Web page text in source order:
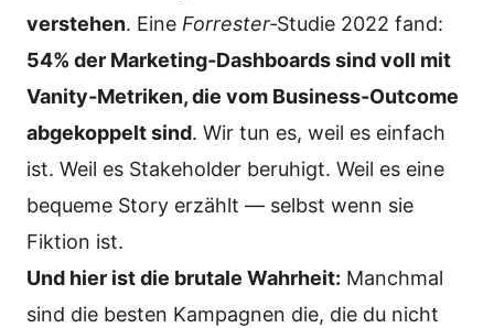
verstehen. Eine Forrester‑Studie 2022 fand:
54% der Marketing‑Dashboards sind voll mit
Vanity‑Metriken, die vom Business‑Outcome
abgekoppelt sind. Wir tun es, weil es einfach
ist. Weil es Stakeholder beruhigt. Weil es eine
bequeme Story erzählt — selbst wenn sie
Fiktion ist.
Und hier ist die brutale Wahrheit: Manchmal
sind die besten Kampagnen die, die du nicht